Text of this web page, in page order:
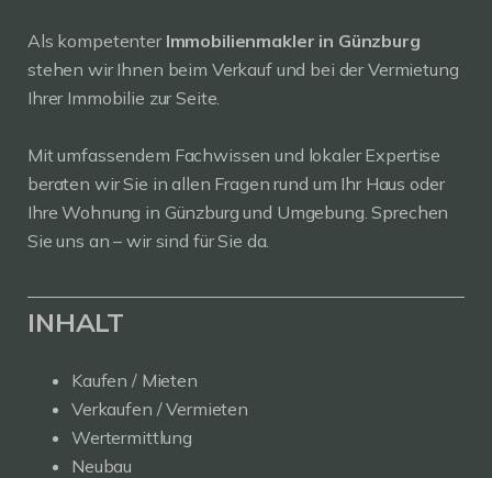
Als kompetenter Immobilienmakler in Günzburg
stehen wir Ihnen beim Verkauf und bei der Vermietung
Ihrer Immobilie zur Seite.
Mit umfassendem Fachwissen und lokaler Expertise
beraten wir Sie in allen Fragen rund um Ihr Haus oder
Ihre Wohnung in Günzburg und Umgebung. Sprechen
Sie uns an – wir sind für Sie da.
INHALT
Kaufen / Mieten
Verkaufen / Vermieten
Wertermittlung
Neubau